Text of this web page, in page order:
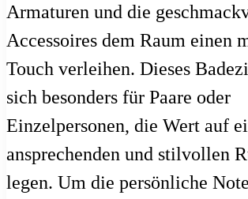
Armaturen und die
Accessoires dem Raum einen
Touch verleihen. Dieses
sich besonders für Paare oder
Einzelpersonen, die Wert auf
ansprechenden und stilvollen
legen. Um die persönliche